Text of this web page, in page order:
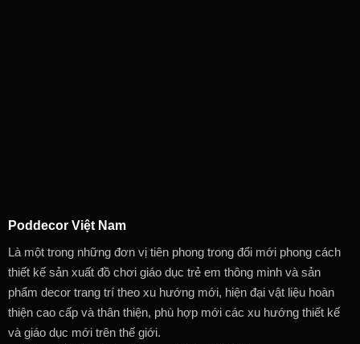
Poddecor Việt Nam
Là một trong những đơn vị tiên phong trong đổi mới phong cách
thiết kế sản xuất đồ chơi giáo dục trẻ em thông minh và sản
phẩm decor trang trí theo xu hướng mới, hiện đại vật liệu hoàn
thiện cao cấp và thân thiện, phù hợp mới các xu hướng thiết kế
và giáo dục mới trên thế giới.